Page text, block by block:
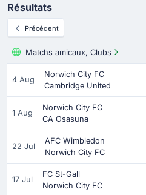
Résultats
Précédent
Matchs amicaux, Clubs
4 Aug
Norwich City FC
Cambridge United
1 Aug
Norwich City FC
CA Osasuna
22 Jul
AFC Wimbledon
Norwich City FC
17 Jul
FC St-Gall
Norwich City FC